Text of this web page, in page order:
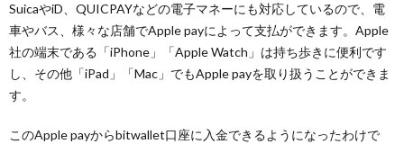
SuicaやiD、QUICPAYなどの電子マネーにも対応しているので、電
車やバス、様々な店舗でApple payによって支払ができます。Apple
社の端末である「iPhone」「Apple Watch」は持ち歩きに便利です
し、その他「iPad」「Mac」でもApple payを取り扱うことができま
す。
このApple payからbitwallet口座に入金できるようになったわけで